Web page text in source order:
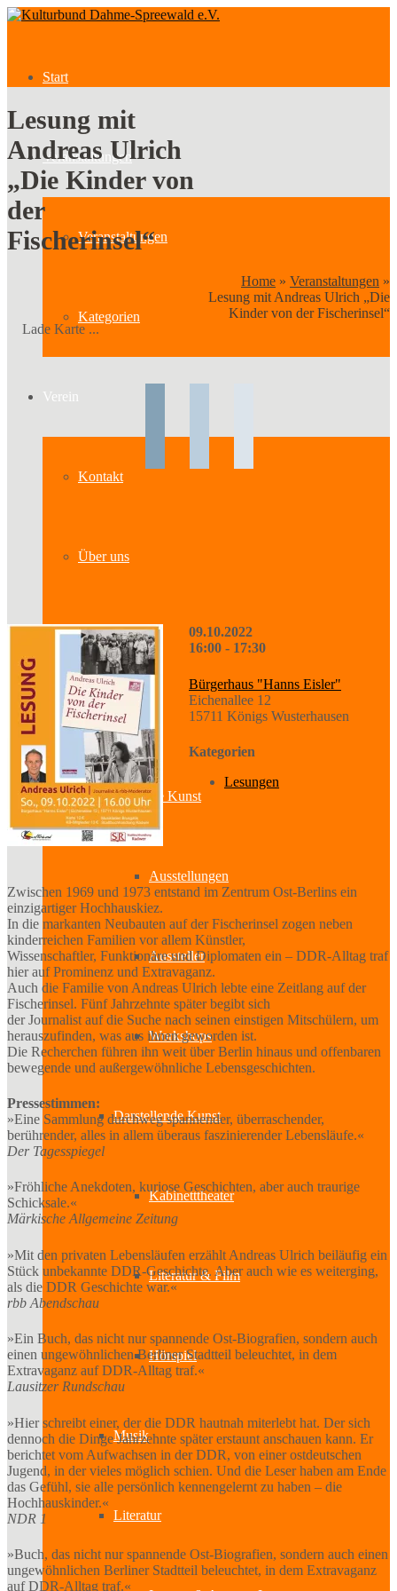
Start
Veranstaltungen
Veranstaltungen
Kategorien
Verein
Kontakt
Über uns
Geschichte
Sparten
Bildende Kunst
Ausstellungen
Aussteller
Workshops
Darstellende Kunst
Kabinetttheater
Literatur & Film
Hörspiel
Musik
Literatur
Lesung mit
Andreas Ulrich
„Die Kinder von
der
Fischerinsel“
Home » Veranstaltungen »
Lesung mit Andreas Ulrich „Die
Kinder von der Fischerinsel“
Lade Karte ...
09.10.2022
16:00 - 17:30
Bürgerhaus "Hanns Eisler"
Eichenallee 12
15711 Königs Wusterhausen
Kategorien
Lesungen
Zwischen 1969 und 1973 entstand im Zentrum Ost-Berlins ein
einzigartiger Hochhauskiez.
In die markanten Neubauten auf der Fischerinsel zogen neben
kinderreichen Familien vor allem Künstler,
Wissenschaftler, Funktionäre und Diplomaten ein – DDR-Alltag traf
hier auf Prominenz und Extravaganz.
Auch die Familie von Andreas Ulrich lebte eine Zeitlang auf der
Fischerinsel. Fünf Jahrzehnte später begibt sich
der Journalist auf die Suche nach seinen einstigen Mitschülern, um
herauszufinden, was aus ihnen geworden ist.
Die Recherchen führen ihn weit über Berlin hinaus und offenbaren
bewegende und außergewöhnliche Lebensgeschichten.
Pressestimmen:
»Eine Sammlung durchweg spannender, überraschender,
berührender, alles in allem überaus faszinierender Lebensläufe.«
Der Tagesspiegel
»Fröhliche Anekdoten, kuriose Geschichten, aber auch traurige
Schicksale.«
Märkische Allgemeine Zeitung
»Mit den privaten Lebensläufen erzählt Andreas Ulrich beiläufig ein
Stück unbekannte DDR-Geschichte. Aber auch wie es weiterging,
als die DDR Geschichte war.«
rbb Abendschau
»Ein Buch, das nicht nur spannende Ost-Biografien, sondern auch
einen ungewöhnlichen Berliner Stadtteil beleuchtet, in dem
Extravaganz auf DDR-Alltag traf.«
Lausitzer Rundschau
»Hier schreibt einer, der die DDR hautnah miterlebt hat. Der sich
dennoch die Dinge Jahrzehnte später erstaunt anschauen kann. Er
berichtet vom Aufwachsen in der DDR, von einer ostdeutschen
Jugend, in der vieles möglich schien. Und die Leser haben am Ende
das Gefühl, sie alle persönlich kennengelernt zu haben – die
Hochhauskinder.«
NDR 1
»Buch, das nicht nur spannende Ost-Biografien, sondern auch einen
ungewöhnlichen Berliner Stadtteil beleuchtet, in dem Extravaganz
auf DDR-Alltag traf.«